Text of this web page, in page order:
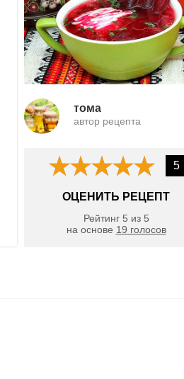
тома
автор рецепта
5
ОЦЕНИТЬ РЕЦЕПТ
Рейтинг 5 из 5
на основе 19 голосов